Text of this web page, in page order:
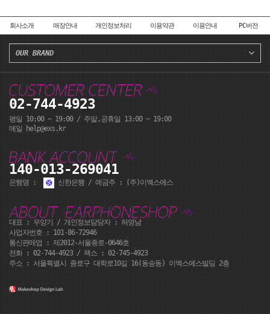
회사소개 매장안내 개인정보처리 이용약관 이용안내 PC버전
OUR BRAND
02-744-4923
평일 10:00 ~ 19:00 / 주말,공휴일 13:00 ~ 19:00
메일 help@exs.kr
140-013-269041
은행명 : 신한은행 / 예금주 : (주)이엑스에스
대표 : 우양기 / 개인정보담당자 : 허영남
사업자번호 : 101-86-72946
통신판매업 : 제2012-서울종로-0646호
전화 :02-744-4923/ 팩스 : 02-745-4923
주소 : 서울특별시 종로구 대학로10길 16(동숭동) 이엑스에스빌딩 2층